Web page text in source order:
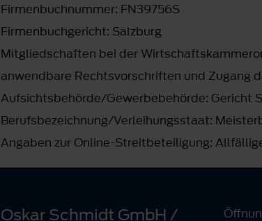
Firmenbuchnummer: FN39756S
Firmenbuchgericht: Salzburg
Mitgliedschaften bei der
anwendbare Rechtsvorschriften und Zugang
Aufsichtsbehörde/Gewerbebehörde: Gericht
Berufsbezeichnung/Verleihungsstaat:
Angaben zur Online-Streitbeteiligung:
Oskar Schmidt GmbH /